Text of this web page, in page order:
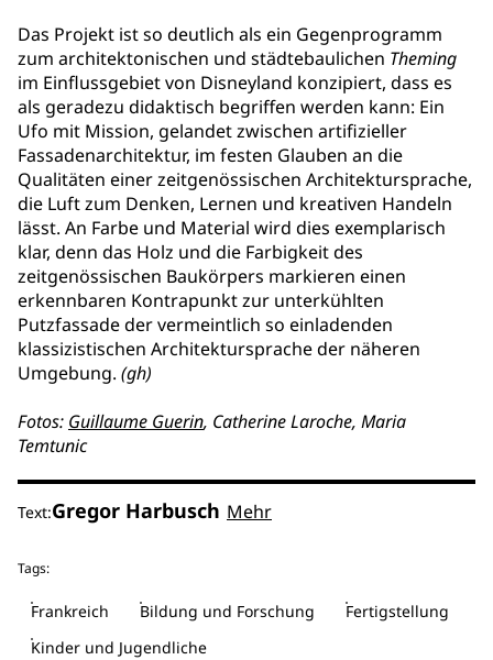
Das Projekt ist so deutlich als ein Gegenprogramm
zum architektonischen und städtebaulichen Theming
im Einflussgebiet von Disneyland konzipiert, dass es
als geradezu didaktisch begriffen werden kann: Ein
Ufo mit Mission, gelandet zwischen artifizieller
Fassadenarchitektur, im festen Glauben an die
Qualitäten einer zeitgenössischen Architektursprache,
die Luft zum Denken, Lernen und kreativen Handeln
lässt. An Farbe und Material wird dies exemplarisch
klar, denn das Holz und die Farbigkeit des
zeitgenössischen Baukörpers markieren einen
erkennbaren Kontrapunkt zur unterkühlten
Putzfassade der vermeintlich so einladenden
klassizistischen Architektursprache der näheren
Umgebung. (gh)
Fotos: Guillaume Guerin, Catherine Laroche, Maria
Temtunic
Text:Gregor Harbusch Mehr
Tags:
Frankreich Bildung und Forschung
Fertigstellung
Kinder und Jugendliche